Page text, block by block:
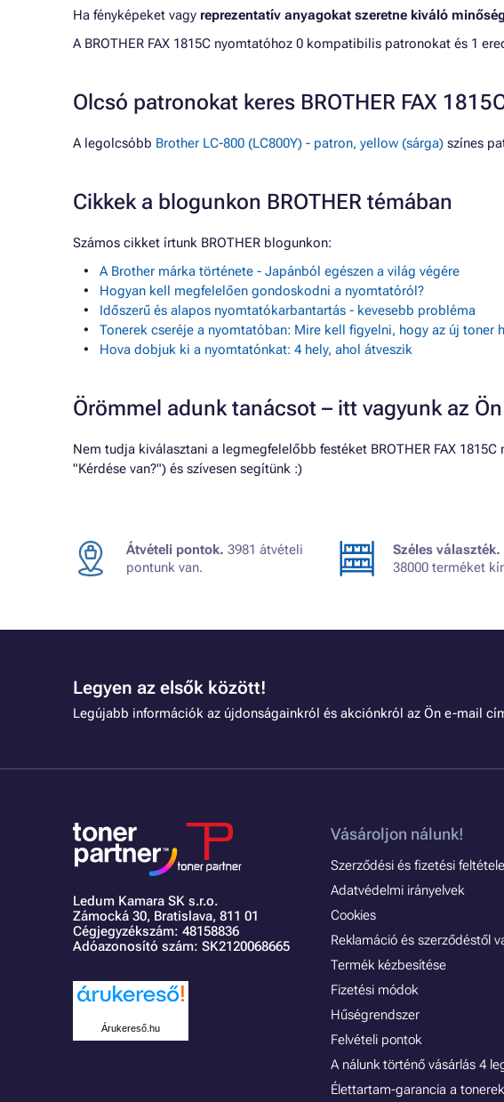
Ha fényképeket vagy reprezentatív anyagokat szeretne kiváló
A BROTHER FAX 1815C nyomtatóhoz 0 kompatibilis patronokat és 1
Olcsó patronokat keres BROTHER FAX
A legolcsóbb Brother LC-800 (LC800Y) - patron, yellow (sárga) színes
Cikkek a blogunkon BROTHER témában
Számos cikket írtunk BROTHER blogunkon:
A Brother márka története - Japánból egészen a világ végére
Hogyan kell megfelelően gondoskodni a nyomtatóról?
Időszerű és alapos nyomtatókarbantartás - kevesebb probléma
Tonerek cseréje a nyomtatóban: Mire kell figyelni, hogy az új toner
Hova dobjuk ki a nyomtatónkat: 4 hely, ahol átveszik
Örömmel adunk tanácsot – itt vagyunk az
Nem tudja kiválasztani a legmegfelelőbb festéket BROTHER FAX
"Kérdése van?") és szívesen segítünk :)
Átvételi pontok. 3981 átvételi
pontunk van.
Széles választék.
38000 terméket
Legyen az elsők között!
Legújabb információk az újdonságainkról és akciónkról az Ön e-mail
Ledum Kamara SK s.r.o.
Zámocká 30, Bratislava, 811 01
Cégjegyzékszám: 48158836
Adóazonosító szám: SK2120068665
Árukereső.hu
Vásároljon nálunk!
Szerződési és fizetési
Adatvédelmi irányelvek
Cookies
Reklamáció és szerződéstől
Termék kézbesítése
Fizetési módok
Hűségrendszer
Felvételi pontok
A nálunk történő vásárlás 4
Élettartam-garancia a